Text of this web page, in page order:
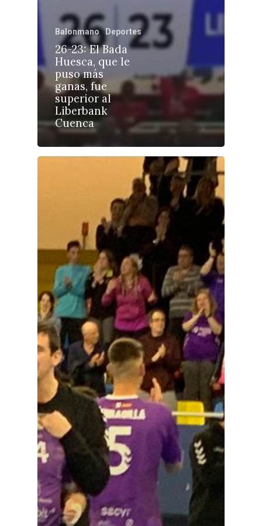
Balonmano Deportes
26-23: El Bada
Huesca, que le
puso más
ganas, fue
superior al
Liberbank
Cuenca
Castilla-La
Toledo
Ciudad Real
Albacete
Guadalajara
Talavera
Sanidad
Educación
Cultura
Deportes
Sucesos
Medio Ambiente
Planeta Rural
Especiales
Política
Galerías